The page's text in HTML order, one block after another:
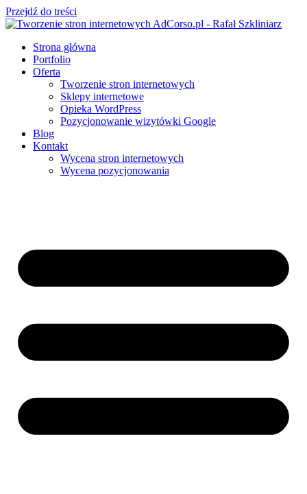
Przejdź do treści
Strona główna
Portfolio
Oferta
Tworzenie stron internetowych
Sklepy internetowe
Opieka WordPress
Pozycjonowanie wizytówki Google
Blog
Kontakt
Wycena stron internetowych
Wycena pozycjonowania